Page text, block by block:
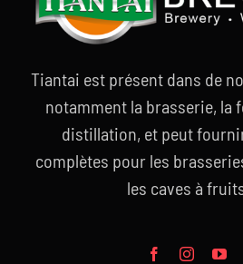
Tiantai est présent dans de
notamment la brasserie, la
distillation, et peut
complètes pour les
les caves à